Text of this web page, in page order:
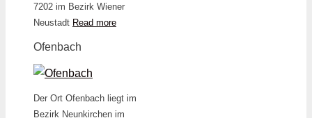
7202 im Bezirk Wiener
Neustadt Read more
Ofenbach
Der Ort Ofenbach liegt im
Bezirk Neunkirchen im